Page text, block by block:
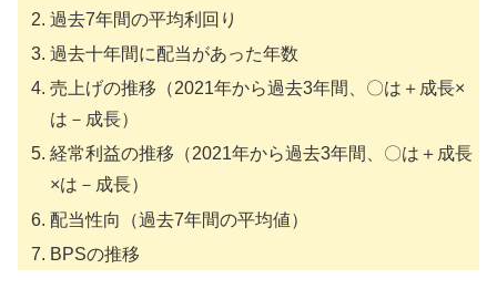
過去7年間の平均利回り
過去十年間に配当があった年数
売上げの推移（2021年から過去3年間、〇は＋成長×
は－成長）
経常利益の推移（2021年から過去3年間、〇は＋成長
×は－成長）
配当性向（過去7年間の平均値）
BPSの推移